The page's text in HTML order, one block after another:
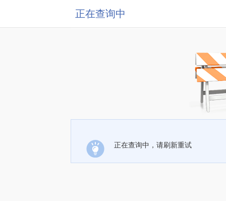
正在查询中
正在查询中，请刷新重试